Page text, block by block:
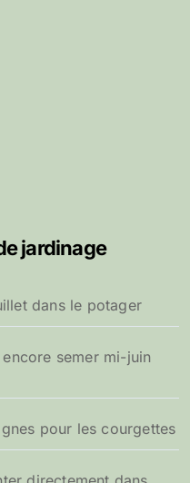
jardinage
dans le potager
semer mi-juin
pour les courgettes